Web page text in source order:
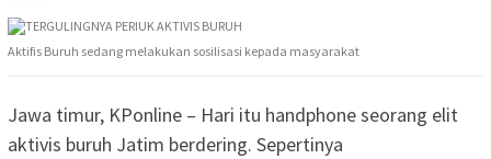
Aktifis Buruh sedang melakukan sosilisasi kepada masyarakat
Jawa timur, KPonline – Hari itu handphone seorang elit
aktivis buruh Jatim berdering. Sepertinya